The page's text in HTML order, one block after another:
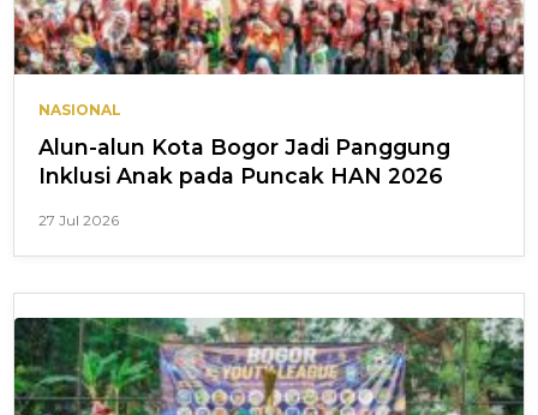
NASIONAL
Alun-alun Kota Bogor Jadi Panggung
Inklusi Anak pada Puncak HAN 2026
27 Jul 2026